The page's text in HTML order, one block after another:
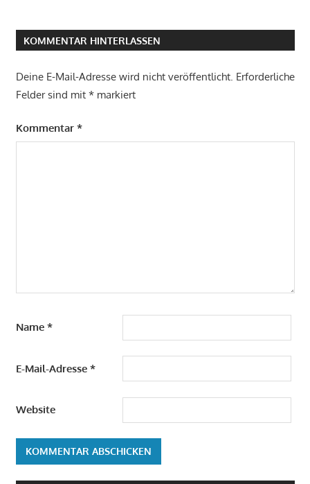
KOMMENTAR HINTERLASSEN
Deine E-Mail-Adresse wird nicht veröffentlicht. Erforderliche
Felder sind mit *markiert
Kommentar *
Name *
E-Mail-Adresse *
Website